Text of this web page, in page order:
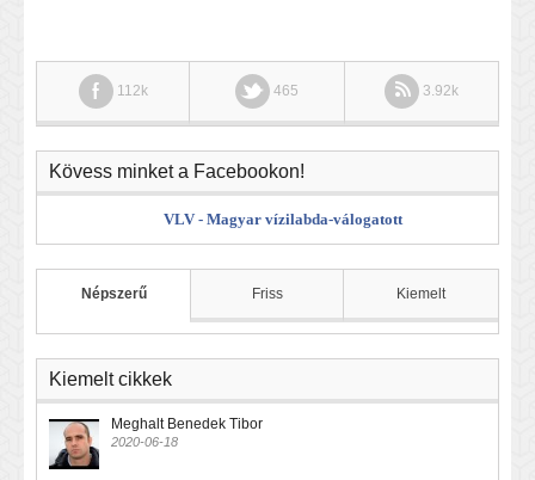
112k 465 3.92k
Kövess minket a Facebookon!
VLV - Magyar vízilabda-válogatott
Népszerű Friss Kiemelt
Kiemelt cikkek
Meghalt Benedek Tibor
2020-06-18